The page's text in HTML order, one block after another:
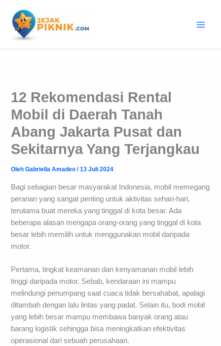
konten
12 Rekomendasi Rental
Mobil di Daerah Tanah
Abang Jakarta Pusat dan
Sekitarnya Yang Terjangkau
OlehGabriella Amadeo/13 Juli 2024
Bagi sebagian besar masyarakat Indonesia, mobil memegang
peranan yang sangat penting untuk aktivitas sehari-hari,
terutama buat mereka yang tinggal di kota besar. Ada
beberapa alasan mengapa orang-orang yang tinggal di kota
besar lebih memilih untuk menggunakan mobil daripada
motor.
Pertama, tingkat keamanan dan kenyamanan mobil lebih
tinggi daripada motor. Sebab, kendaraan ini mampu
melindungi penumpang saat cuaca tidak bersahabat, apalagi
ditambah dengan lalu lintas yang padat. Selain itu, bodi mobil
yang lebih besar mampu membawa banyak orang atau
barang logistik sehingga bisa meningkatkan efektivitas
operasional dari sebuah perusahaan.